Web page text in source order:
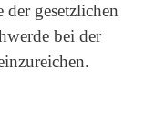
der gesetzlichen
bei der